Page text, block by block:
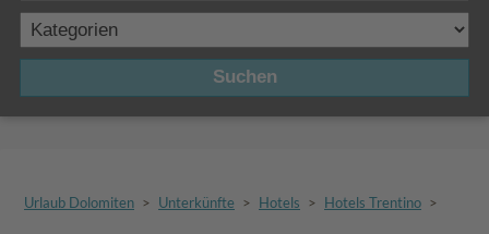
Suchen
Urlaub Dolomiten > Unterkünfte > Hotels > Hotels Trentino >